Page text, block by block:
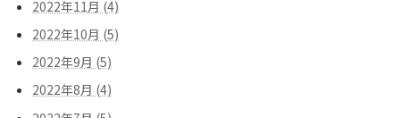
2022年11月 (4)
2022年10月 (5)
2022年9月 (5)
2022年8月 (4)